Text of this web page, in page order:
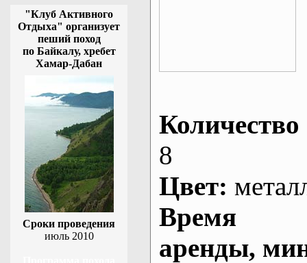
"Клуб Активного
Отдыха" организует
пеший поход
по Байкалу, хребет
Хамар-Дабан
Сроки проведения
июль 2010
Количество
8
Цвет:
Время
аренды,